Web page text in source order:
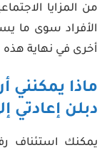
من المزايا
أخرى في نهاية هذه
ماذا يمكنني
دبلن إعادتي
يمكنك استئناف